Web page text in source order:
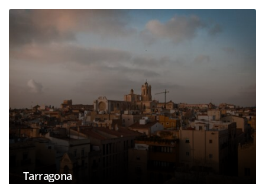
Tarragona